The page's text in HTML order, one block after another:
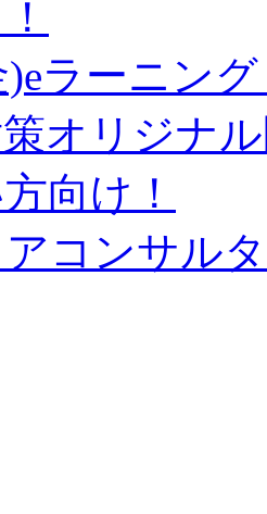
)eラーニン
オリジナ
向け！
コンサル